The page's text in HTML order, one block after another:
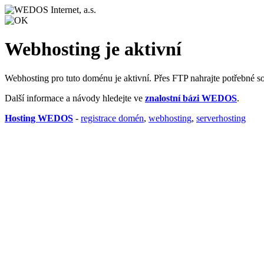
Webhosting je aktivní
Webhosting pro tuto doménu je aktivní. Přes FTP nahrajte potřebné
Další informace a návody hledejte ve znalostní bázi WEDOS.
Hosting WEDOS - registrace domén, webhosting, serverhosting